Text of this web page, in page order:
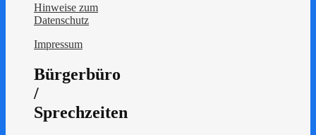
Hinweise zum
Datenschutz
Impressum
Bürgerbüro
/
Sprechzeiten